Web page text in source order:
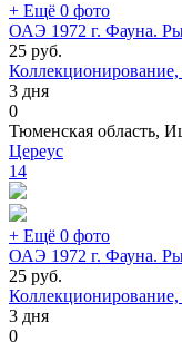
+ Ещё 0 фото
ОАЭ 1972 г. Фауна.
25 руб.
3 дня
0
Тюменская область,
Цереус
14
+ Ещё 0 фото
ОАЭ 1972 г. Фауна.
25 руб.
3 дня
0